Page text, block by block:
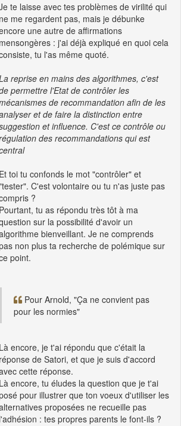
te laisse avec tes problèmes de virilité qui
ne me regardent pas, mais je débunke
une autre de affirmations
mensongères : j'ai déjà expliqué en quoi cela
tu l'as même quoté.
reprise en mains des algorithmes, c'est
permettre l'Etat de contrôler les
de recommandation afin de les
et de faire la distinction entre
et influence. C'est ce contrôle ou
des recommandations qui est
Et toi tu confonds le mot "contrôler" et
C'est volontaire ou tu n'as juste pas
?
Pourtant, tu as répondu très tôt à ma
sur la possibilité d'avoir un
bienveillant. Je ne comprends
non plus ta recherche de polémique sur
point.
Pour Arnold, "Ça ne convient pas
pour les normies"
Là encore, je t'ai répondu que c'était la
réponse de Satori, et que je suis d'accord
cette réponse.
Là encore, tu éludes la question que je t'ai
pour illustrer que ton voeux d'utiliser les
proposées ne recueille pas
l'adhésion : tes propres parents le font-ils ?